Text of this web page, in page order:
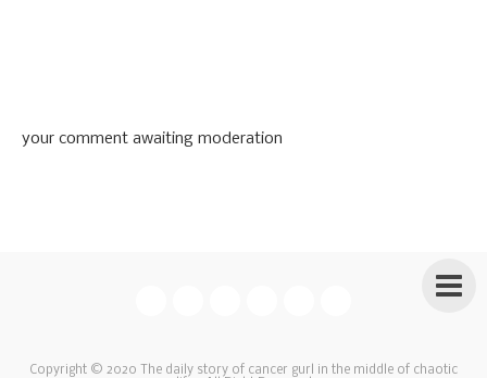
your comment awaiting moderation
Copyright © 2020
The daily story of cancer gurl in the middle of chaotic